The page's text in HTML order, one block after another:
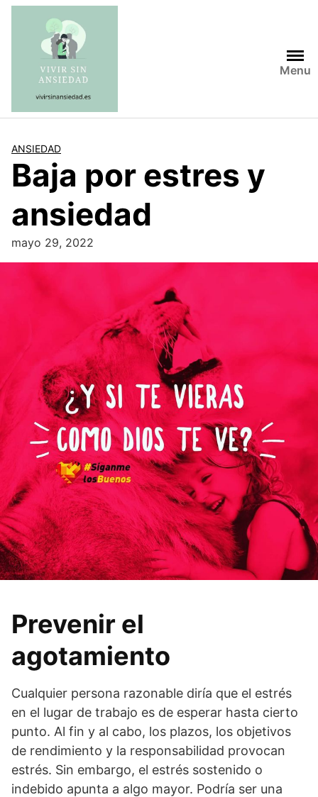
Saltar
contenido
Menu
ANSIEDAD
Baja por estres y
ansiedad
mayo 29, 2022
Prevenir el
agotamiento
Cualquier persona razonable diría que el estrés
en el lugar de trabajo es de esperar hasta cierto
punto. Al fin y al cabo, los plazos, los objetivos
de rendimiento y la responsabilidad provocan
estrés. Sin embargo, el estrés sostenido o
indebido apunta a algo mayor. Podría ser una